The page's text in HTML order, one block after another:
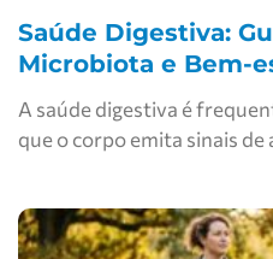
Saúde Digestiva:
Microbiota e Bem-
A saúde digestiva é
que o corpo emita sinais de